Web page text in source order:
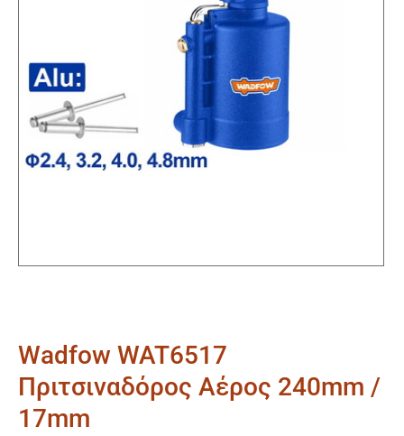
Wadfow WAT6517
Πριτσιναδόρος Αέρος 240mm /
17mm